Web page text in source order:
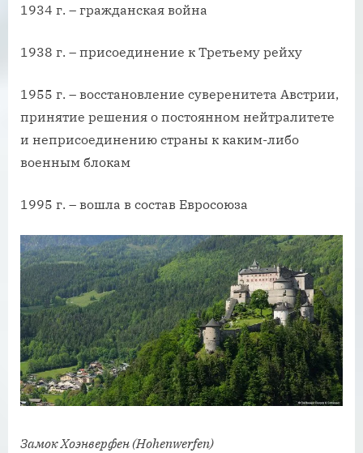
1934 г. – гражданская война
1938 г. – присоединение к Третьему рейху
1955 г. – восстановление суверенитета Австрии,
принятие решения о постоянном нейтралитете
и неприсоединению страны к каким-либо
военным блокам
1995 г. – вошла в состав Евросоюза
Замок Хоэнверфен (Hohenwerfen)